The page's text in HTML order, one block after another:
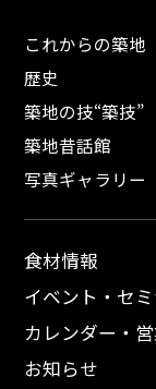
これからの築地
歴史
築地の技“築技”
築地昔話館
写真ギャラリー
食材情報
イベント・セ
カレンダー・
お知らせ